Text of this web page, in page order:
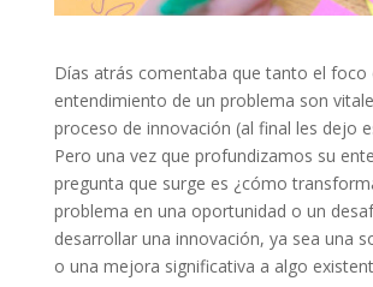
Días atrás comentaba que tanto el foco
entendimiento de un problema son
proceso de innovación (al final les dejo
Pero una vez que profundizamos su
pregunta que surge es ¿cómo
problema en una oportunidad o un
desarrollar una innovación, ya sea una
o una mejora significativa a algo